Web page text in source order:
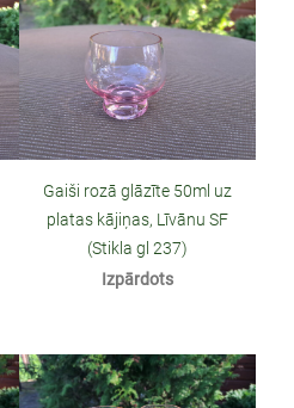
Gaiši rozā glāzīte 50ml uz
platas kājiņas, Līvānu SF
(Stikla gl 237)
Izpārdots